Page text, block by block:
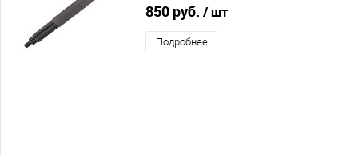
850 руб. / шт
Подробнее